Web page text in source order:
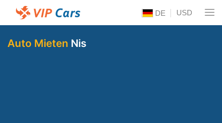
DE USD
Auto Mieten Nis